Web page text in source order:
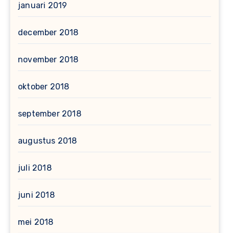
januari 2019
december 2018
november 2018
oktober 2018
september 2018
augustus 2018
juli 2018
juni 2018
mei 2018